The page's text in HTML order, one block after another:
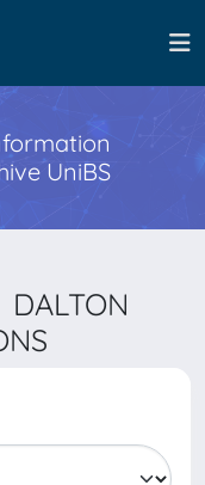
UniBS